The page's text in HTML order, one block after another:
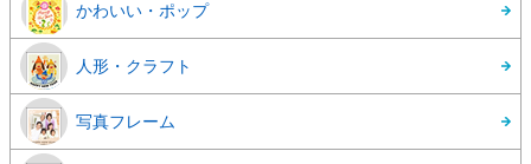
かわいい・ポップ
人形・クラフト
写真フレーム